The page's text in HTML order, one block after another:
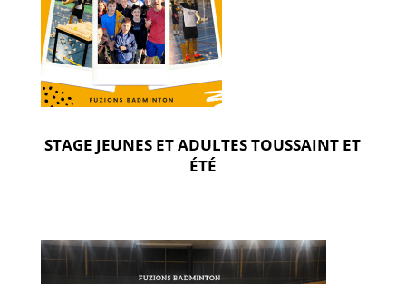
STAGE JEUNES ET ADULTES TOUSSAINT ET
ÉTÉ